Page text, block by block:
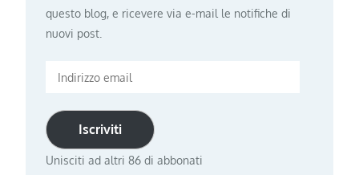
questo blog, e ricevere via e-mail le notifiche di
nuovi post.
Indirizzo
Iscriviti
Unisciti ad altri 86 di abbonati